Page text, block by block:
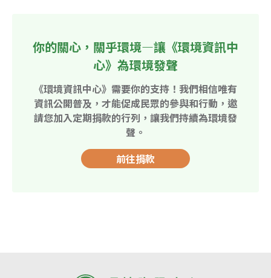
你的關心，關乎環境—讓《環境資訊中
心》為環境發聲
《環境資訊中心》需要你的支持！我們相信唯有
資訊公開普及，才能促成民眾的參與和行動，邀
請您加入定期捐款的行列，讓我們持續為環境發
聲。
前往捐款